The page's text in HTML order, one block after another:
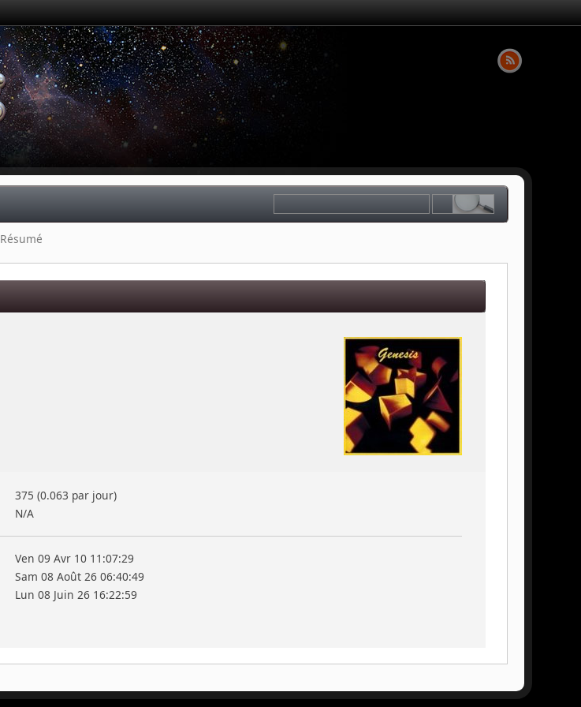
Résumé
375 (0.063 par jour)
N/A
Ven 09 Avr 10 11:07:29
Sam 08 Août 26 06:40:49
Lun 08 Juin 26 16:22:59